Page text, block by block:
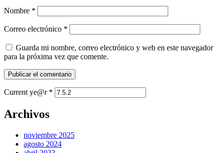
Nombre *
Correo electrónico *
Guarda mi nombre, correo electrónico y web en este navegador
para la próxima vez que comente.
Current ye@r *
Archivos
noviembre 2025
agosto 2024